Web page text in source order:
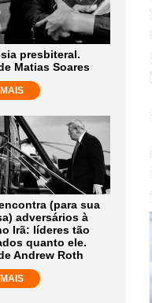
presbiteral.
Matias Soares
(para sua
adversários à
Irã: líderes tão
quanto ele.
Andrew Roth